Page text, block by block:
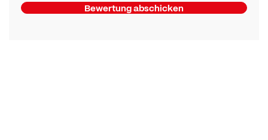
Bewertung abschicken